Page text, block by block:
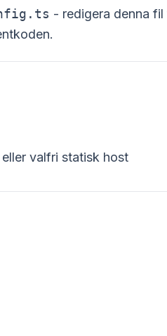
- redigera denna
valfri statisk host